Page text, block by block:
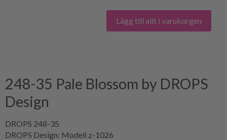
Lägg till allt i varukorgen
248-35 Pale Blossom by DROPS
Design
DROPS 248-35
DROPS Design: Modell z-1026